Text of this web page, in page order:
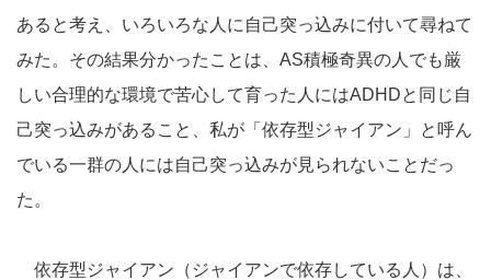
あると考え、いろいろな人に自己突っ込みに付いて尋ねて
みた。その結果分かったことは、AS積極奇異の人でも厳
しい合理的な環境で苦心して育った人にはADHDと同じ自
己突っ込みがあること、私が「依存型ジャイアン」と呼ん
でいる一群の人には自己突っ込みが見られないことだっ
た。
依存型ジャイアン（ジャイアンで依存している人）は、